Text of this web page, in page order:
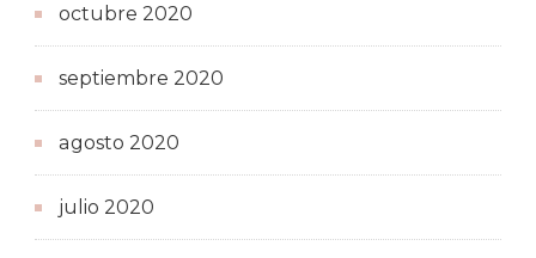
octubre 2020
septiembre 2020
agosto 2020
julio 2020